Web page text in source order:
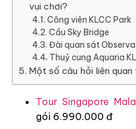
vui chơi?
Công viên KLCC Park
Cầu Sky Bridge
Đài quan sát
Thuỷ cung Aquaria
Một số câu hỏi liên
Tour Singapore
gói 6.990.000 đ